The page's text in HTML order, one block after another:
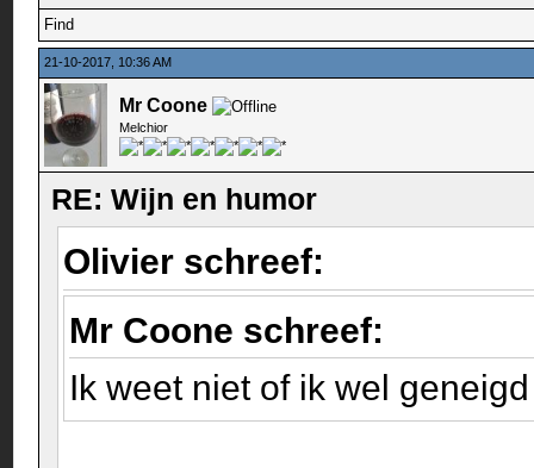
Find
21-10-2017, 10:36 AM
Mr Coone
Melchior
RE: Wijn en humor
Olivier schreef:
Mr Coone schreef:
Ik weet niet of ik wel